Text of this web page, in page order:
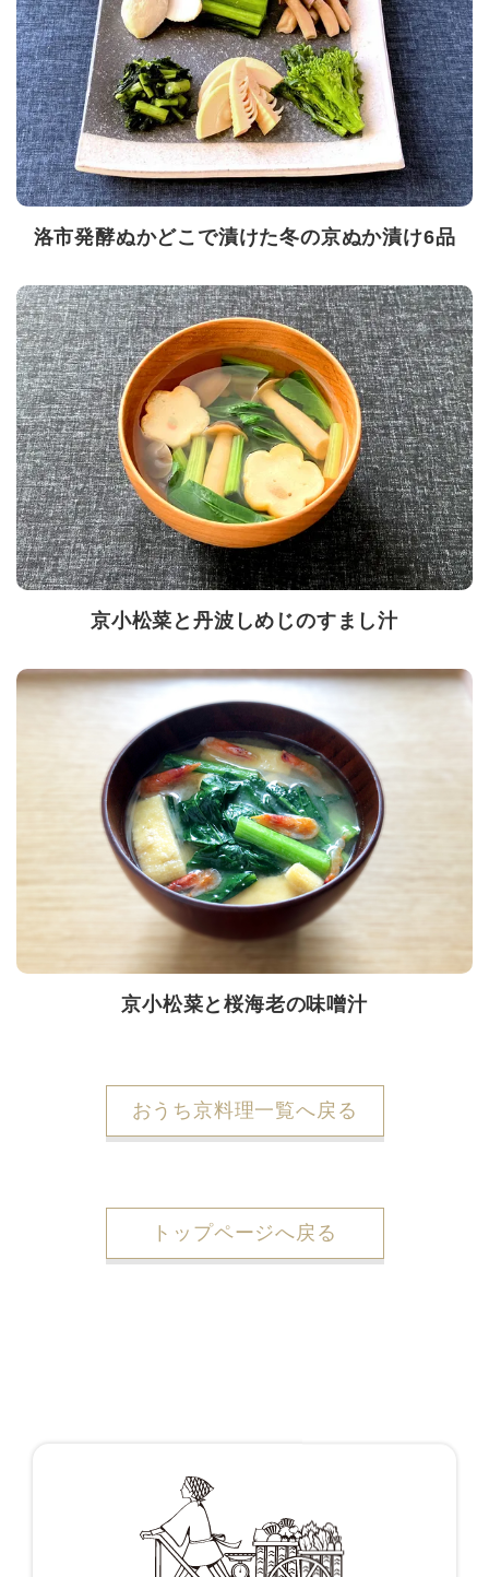
洛市発酵ぬかどこで漬けた冬の京ぬか漬け6品
京小松菜と丹波しめじのすまし汁
京小松菜と桜海老の味噌汁
おうち京料理一覧へ戻る
トップページへ戻る